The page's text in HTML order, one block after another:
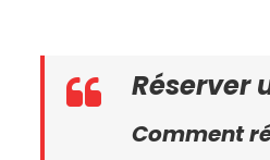
Réserver
Comment